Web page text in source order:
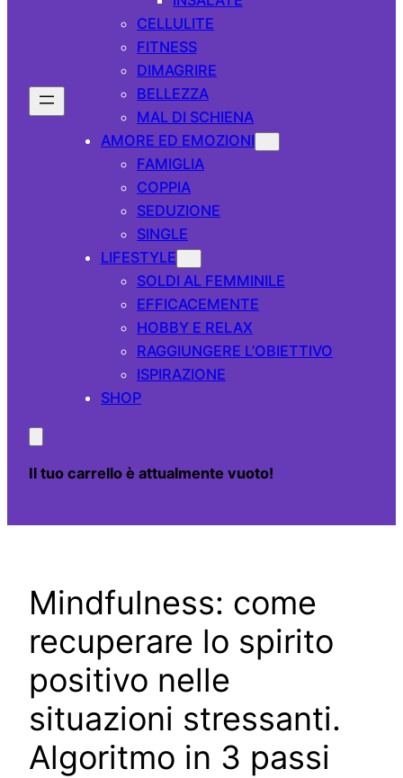
CELLULITE
FITNESS
DIMAGRIRE
BELLEZZA
MAL DI SCHIENA
AMORE ED EMOZIONI
FAMIGLIA
COPPIA
SEDUZIONE
SINGLE
LIFESTYLE
SOLDI AL FEMMINILE
EFFICACEMENTE
HOBBY E RELAX
RAGGIUNGERE L’OBIETTIVO
ISPIRAZIONE
SHOP
Il tuo carrello è attualmente vuoto!
Mindfulness: come
recuperare lo spirito
positivo nelle
situazioni stressanti.
Algoritmo in 3 passi